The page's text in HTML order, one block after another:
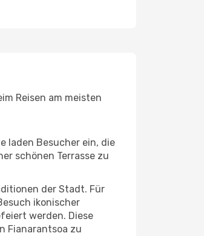
Reisen am meisten
laden Besucher ein, die
schönen Terrasse zu
der Stadt. Für
ikonischer
werden. Diese
Fianarantsoa zu